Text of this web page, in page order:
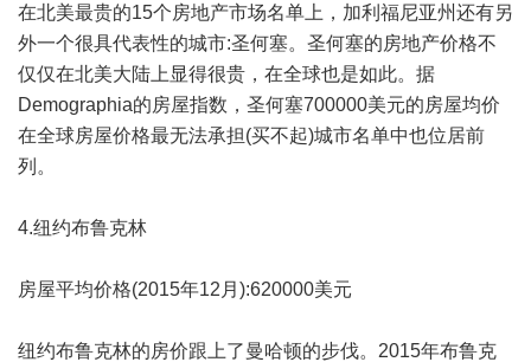
在北美最贵的15个房地产市场名单上，加利福尼亚州还有另
外一个很具代表性的城市:圣何塞。圣何塞的房地产价格不
仅仅在北美大陆上显得很贵，在全球也是如此。据
Demographia的房屋指数，圣何塞700000美元的房屋均价
在全球房屋价格最无法承担(买不起)城市名单中也位居前
列。
4.纽约布鲁克林
房屋平均价格(2015年12月):620000美元
纽约布鲁克林的房价跟上了曼哈顿的步伐。2015年布鲁克